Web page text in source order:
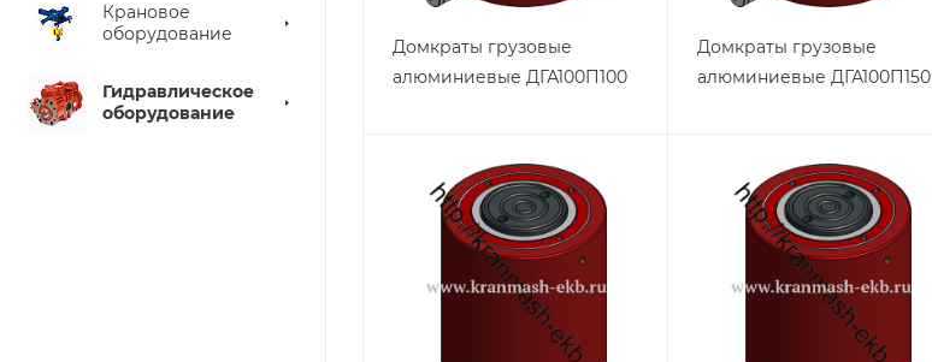
Крановое
оборудование
Гидравлическое
оборудование
Домкраты грузовые
алюминиевые ДГА100П100
Домкраты грузовые
алюминиевые ДГА100П150